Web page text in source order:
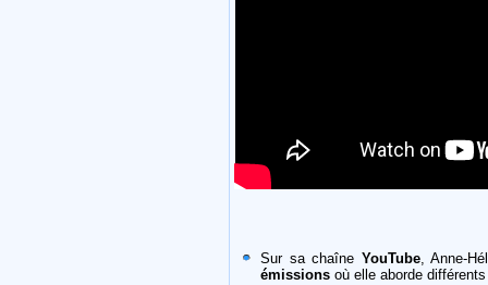
Sur sa chaîne YouTube, Anne-
émissions où elle aborde